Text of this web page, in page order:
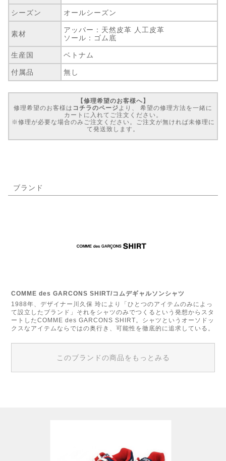
シーズン オールシーズン
素材
アッパー：天然皮革 人工皮革
ソール：ゴム底
生産国 ベトナム
付属品 無し
【修理希望のお客様へ】
修理希望のお客様は コチラのページ より、 希望の修理方法を一緒に
カートに入れてご注文ください。
※修理が必要な場合のみご注文ください。ご注文が無ければ未修理に
て発送致します。
ブランド
COMME des GARCONS SHIRT/コムデギャルソンシャツ
1988年、デザイナー川久保 玲により「ひとつのアイテムのみによっ
て設立したブランド」それをシャツのみでつくるという発想からスタ
ートしたCOMME des GARCONS SHIRT。シャツというオーソドッ
クスなアイテムならではの奥行き、可能性を徹底的に追求している。
このブランドの商品をもっとみる